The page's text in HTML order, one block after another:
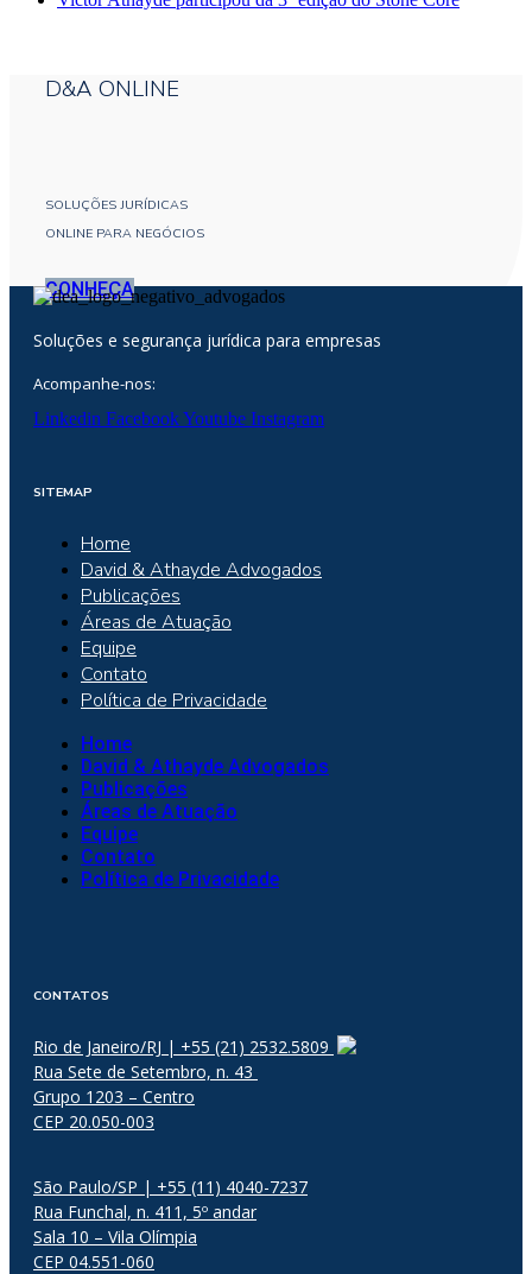
D&A ONLINE
SOLUÇÕES JURÍDICAS
ONLINE PARA NEGÓCIOS
CONHEÇA
Soluções e segurança jurídica para empresas
Acompanhe-nos:
Linkedin FacebookYoutube Instagram
SITEMAP
Home
David & Athayde Advogados
Publicações
Áreas de Atuação
Equipe
Contato
Política de Privacidade
Home
David & Athayde Advogados
Publicações
Áreas de Atuação
Equipe
Contato
Política de Privacidade
CONTATOS
Rio de Janeiro/RJ | +55 (21) 2532.5809
Rua Sete de Setembro, n. 43
Grupo 1203 – Centro
CEP 20.050-003
São Paulo/SP | +55 (11) 4040-7237
Rua Funchal, n. 411, 5º andar
Sala 10 – Vila Olímpia
CEP 04.551-060